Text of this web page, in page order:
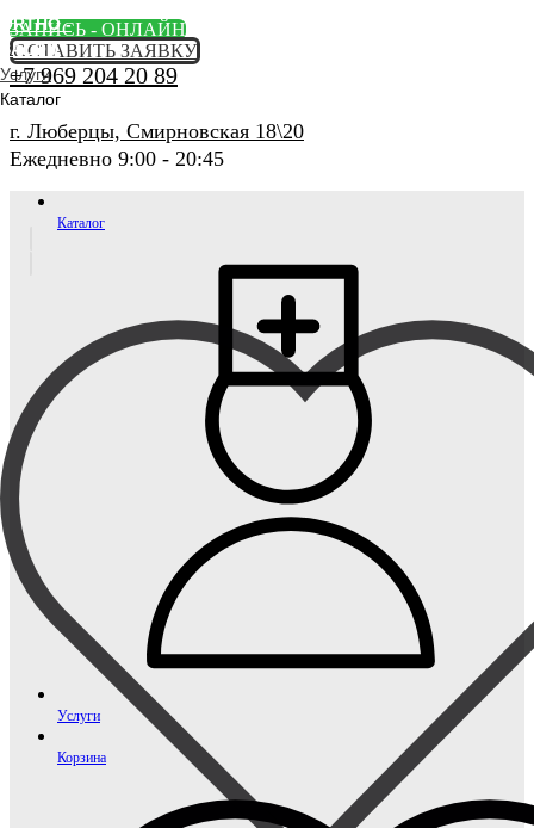
ЗАПИСЬ - ОНЛАЙН
ОСТАВИТЬ ЗАЯВКУ
+7 969 204 20 89
г. Люберцы, Смирновская 18\20
Ежедневно 9:00 - 20:45
Каталог
Услуги
Корзина
ORTHO -
SALON
Услуги
Каталог